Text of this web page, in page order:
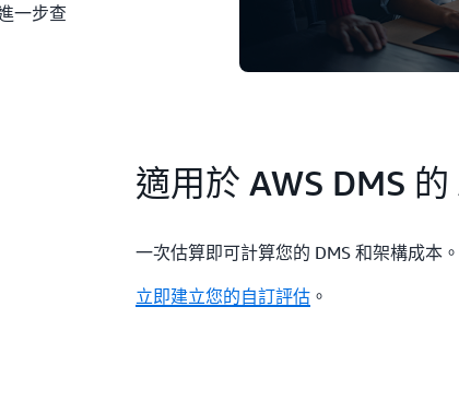
一步查
適用於 AWS DMS
一次估算即可計算您的 DMS 和架構成本。
立即建立您的自訂評估 。